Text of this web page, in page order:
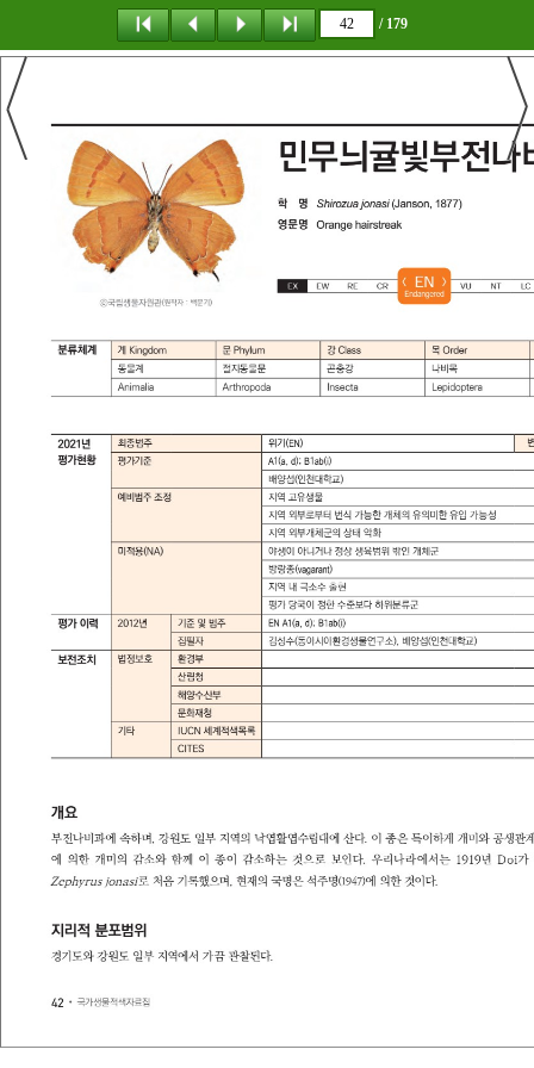
/ 179
탐 색 이 동